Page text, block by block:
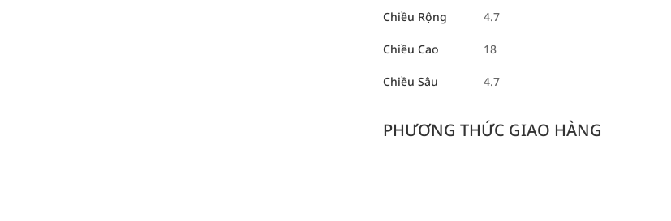
Chiều Rộng 4.7
Chiều Cao 18
Chiều Sâu 4.7
PHƯƠNG THỨC GIAO HÀNG